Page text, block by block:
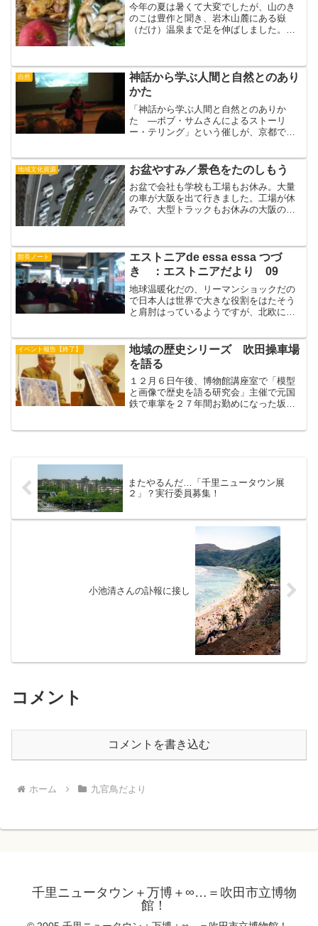
今年の夏は暑くて大変でしたが、山のき
のこは豊作と聞き、岩木山麓にある嶽
（だけ）温泉まで足を伸ばしました。松
ました。今朝しめじをバター...
自然
神話から学ぶ人間と自然とのあり
かた
「神話から学ぶ人間と自然とのありか
た ―ボブ・サムさんによるストーリ
ー・テリング」という催しが、京都であ
のクリンギット族(クリンギットはこれま
でトリンギットとよばれ...
地域文化資源 お盆やすみ／景色をたのしもう
お盆で会社も学校も工場もお休み。大量
の車が大阪を出て行きました。工場が休
みで、大型トラックもお休みの大阪の空
前の万博方面です。OBP...
館長ノート
エストニアde essa essa つづ
き ：エストニアだより 09
地球温暖化だの、リーマンショックだの
で日本人は世界で大きな役割をはたそう
と肩肘はっているようですが、北欧にい
も、観光案内の情報誌にはスシとマンガ
が目立つので、タリン中心...
イベント報告【終了】
地域の歴史シリーズ 吹田操車場
を語る
１２月６日午後、博物館講座室で「模型
と画像で歴史を語る研究会」主催で元国
鉄で車掌を２７年間お勤めになった坂本
またやるんだ…「千里ニュータウン展
２」？実行委員募集！
小池清さんの訃報に接し
コメント
コメントを書き込む
ホーム 九官鳥だより
千里ニュータウン＋万博＋∞…＝吹田市立博物
館！